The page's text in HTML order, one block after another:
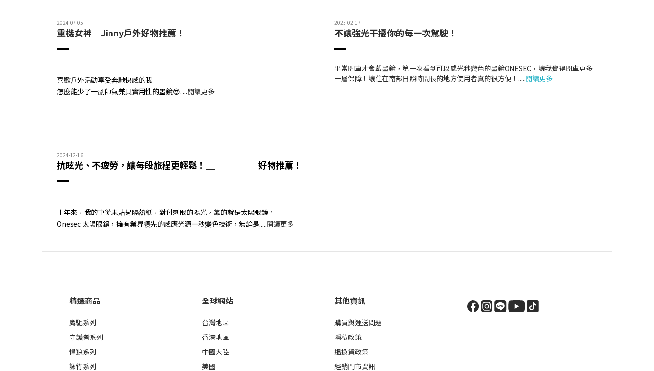
2024-07-05
重機女神＿Jinny戶外好物推薦！
喜歡戶外活動享受奔馳快感的我
怎麼能少了一副帥氣兼具實用性的墨鏡😎.....閱讀更多
2025-02-17
不讓強光干擾你的每一次駕駛！
平常開車才會戴墨鏡，第一次看到可以感光秒變色的墨鏡ONESEC，讓我覺得開車更多
一層保障！讓住在南部日照時間長的地方使用者真的很方便！ .....閱讀更多
2024-12-16
抗眩光、不疲勞，讓每段旅程更輕鬆！ 好物推薦！
十年來，我的車從未貼過隔熱紙，對付刺眼的陽光，靠的就是太陽眼鏡。
Onesec 太陽眼鏡，擁有業界領先的感應光源一秒變色技術，無論是.....閱讀更多
精選商品
鷹馳系列
守護者系列
悍狼系列
詠竹系列
全球網站
台灣地區
香港地區
中國大陸
美國
其他資訊
購買與運送問題
隱私政策
退換貨政策
經銷門市資訊